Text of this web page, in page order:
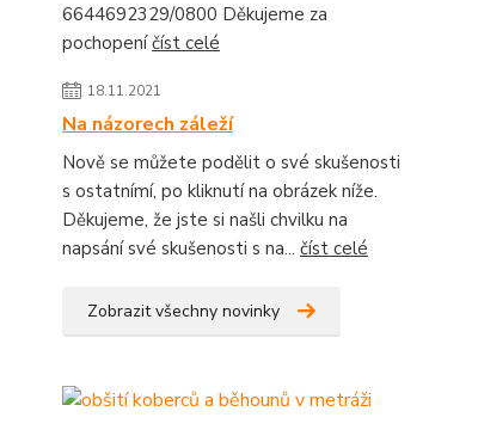
6644692329/0800 Děkujeme za
pochopeníčíst celé
18.11.2021
Na názorech záleží
Nově se můžete podělit o své skušenosti
s ostatnímí, po kliknutí na obrázek níže.
Děkujeme, že jste si našli chvilku na
napsání své skušenosti s na... číst celé
Zobrazit všechny novinky